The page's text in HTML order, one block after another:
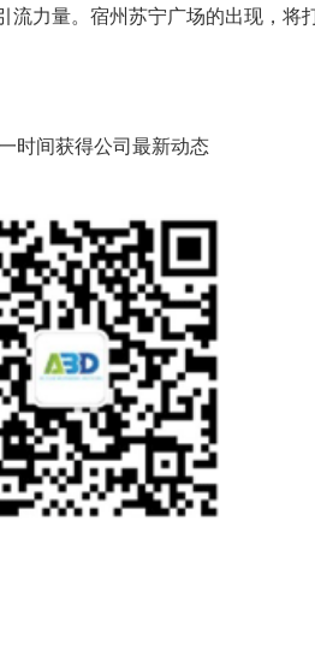
力量。宿州苏宁广场的出现，将
时间获得公司最新动态